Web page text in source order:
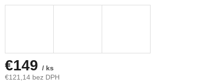
€149 / ks
€121,14 bez DPH